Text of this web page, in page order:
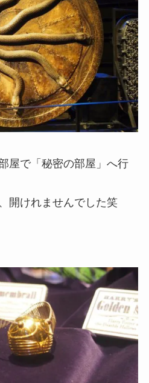
屋で「秘密の部屋」へ行
開けれませんでした笑